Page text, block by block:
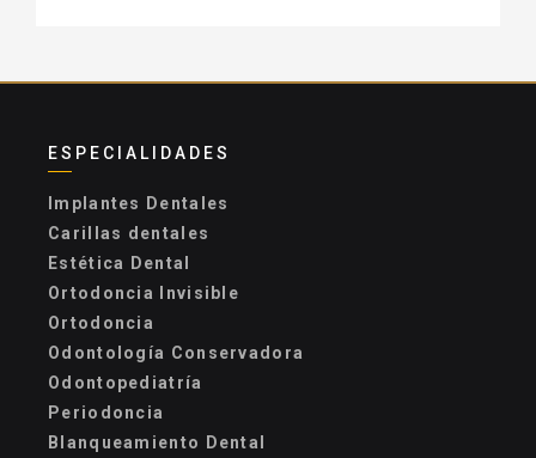
ESPECIALIDADES
Implantes Dentales
Carillas dentales
Estética Dental
Ortodoncia Invisible
Ortodoncia
Odontología Conservadora
Odontopediatría
Periodoncia
Blanqueamiento Dental